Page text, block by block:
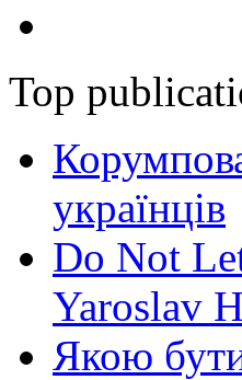
Top
українців
Do Not
Yaroslav
Якою